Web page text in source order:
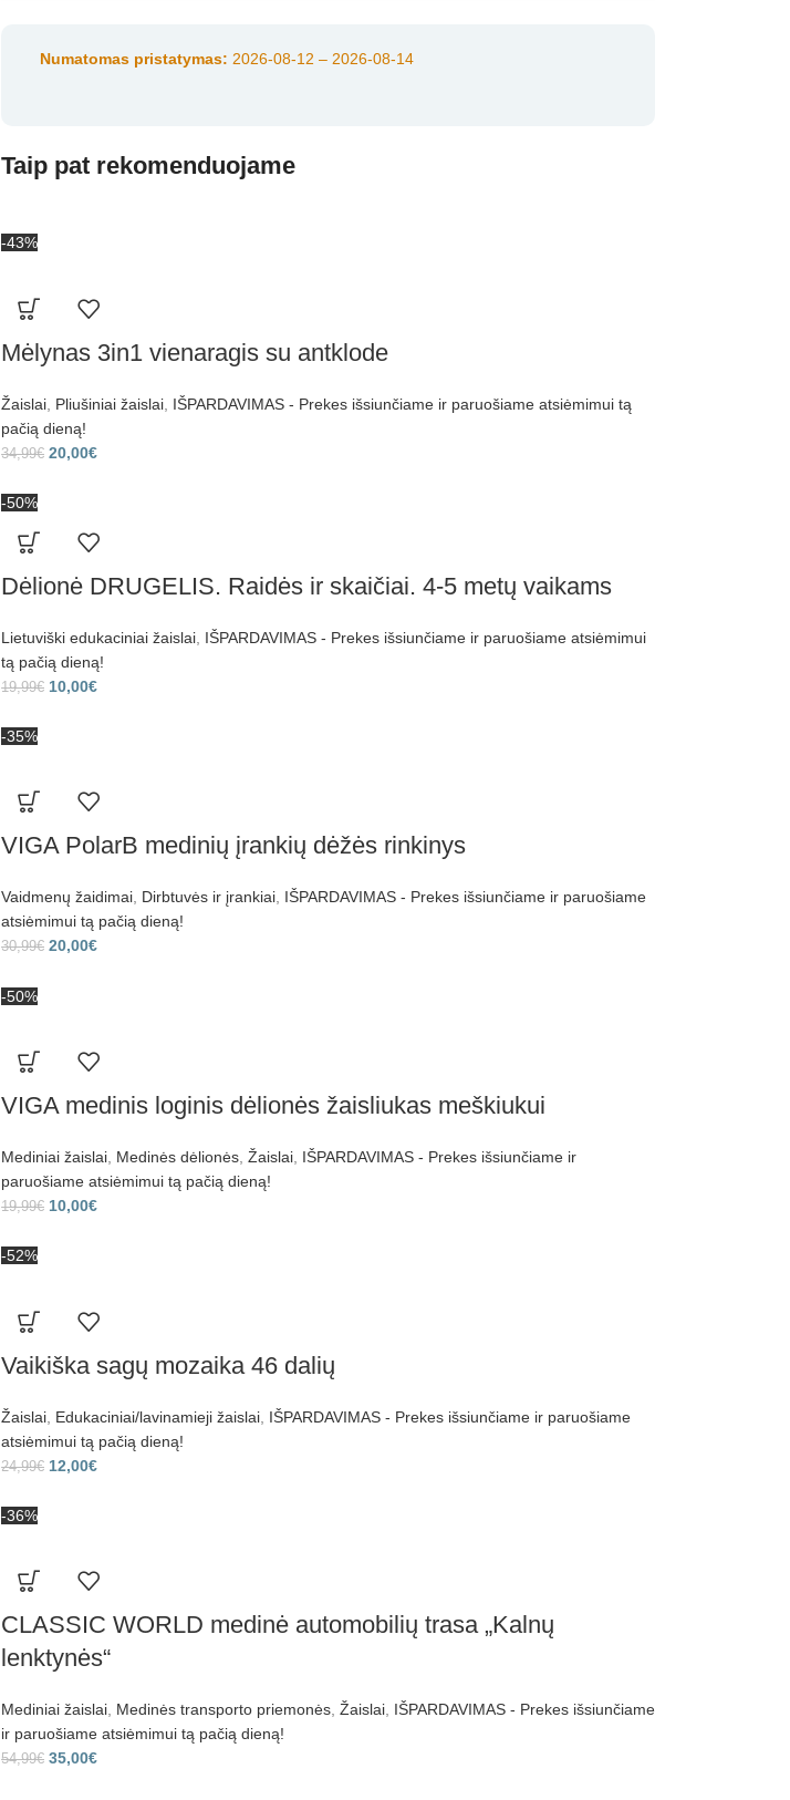
Numatomas pristatymas: 2026-08-12 – 2026-08-14
Taip pat rekomenduojame
-43%
Mėlynas 3in1 vienaragis su antklode
Žaislai Pliušiniai žaislai IŠPARDAVIMAS - Prekes išsiunčiame ir paruošiame atsiėmimui tą
pačią dieną!
34,99€ 20,00€
-50%
Dėlionė DRUGELIS. Raidės ir skaičiai. 4-5 metų vaikams
Lietuviški edukaciniai žaislai IŠPARDAVIMAS - Prekes išsiunčiame ir paruošiame atsiėmimui
tą pačią dieną!
19,99€ 10,00€
-35%
VIGA PolarB medinių įrankių dėžės rinkinys
Vaidmenų žaidimai, Dirbtuvės ir įrankiai, IŠPARDAVIMAS - Prekes išsiunčiame ir paruošiame
atsiėmimui tą pačią dieną!
30,99€ 20,00€
-50%
VIGA medinis loginis dėlionės žaisliukas meškiukui
Mediniai žaislai Medinės dėlionės Žaislai IŠPARDAVIMAS - Prekes išsiunčiame ir
paruošiame atsiėmimui tą pačią dieną!
19,99€ 10,00€
-52%
Vaikiška sagų mozaika 46 dalių
Žaislai Edukaciniai/lavinamieji žaislai IŠPARDAVIMAS - Prekes išsiunčiame ir paruošiame
atsiėmimui tą pačią dieną!
24,99€ 12,00€
-36%
CLASSIC WORLD medinė automobilių trasa „Kalnų
lenktynės“
Mediniai žaislai, Medinės transporto priemonės, Žaislai, IŠPARDAVIMAS - Prekes išsiunčiame
ir paruošiame atsiėmimui tą pačią dieną!
54,99€ 35,00€